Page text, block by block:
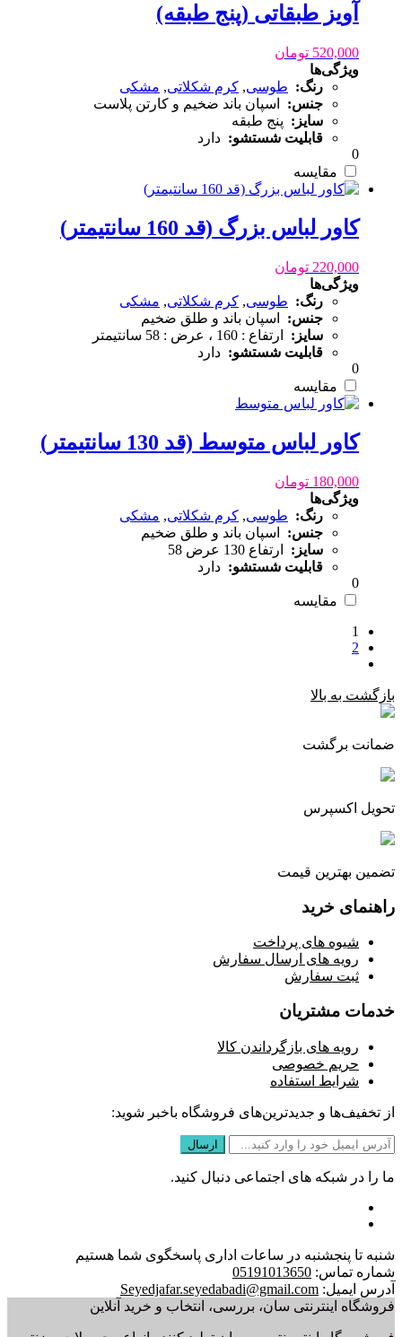
آویز طبقاتی (پنج طبقه)
520,000 تومان
ویژگی‌ها
رنگ: طوسی, کرم شکلاتی, مشکی
جنس:
اسپان باند ضخیم و کارتن پلاست
سایز: پنج طبقه
قابلیت شستشو: دارد
0
مقایسه
کاور لباس بزرگ (قد 160 سانتیمتر)
220,000 تومان
ویژگی‌ها
رنگ: طوسی, کرم شکلاتی, مشکی
جنس:
اسپان باند و طلق ضخیم
سایز:
ارتفاع : 160 ، عرض : 58 سانتیمتر
قابلیت شستشو: دارد
0
مقایسه
کاور لباس متوسط (قد 130 سانتیمتر)
180,000 تومان
ویژگی‌ها
رنگ: طوسی, کرم شکلاتی, مشکی
جنس:
اسپان باند و طلق ضخیم
سایز:
ارتفاع 130 عرض 58
قابلیت شستشو: دارد
0
مقایسه
1
2
بازگشت به بالا
ضمانت برگشت
تحویل اکسپرس
تضمین بهترین قیمت
راهنمای خرید
شیوه های پرداخت
رویه های ارسال سفارش
ثبت سفارش
خدمات مشتریان
رویه های بازگرداندن کالا
حریم خصوصی
شرایط استفاده
از تخفیف‌ها و جدیدترین‌های فروشگاه باخبر شوید:
ما را در شبکه های اجتماعی دنبال کنید.
شنبه تا پنجشنبه در ساعات اداری پاسخگوی شما هستیم
شماره تماس: 05191013650
آدرس ایمیل: Seyedjafar.seyedabadi@gmail.com
فروشگاه اینترنتی سان، بررسی، انتخاب و خرید آنلاین